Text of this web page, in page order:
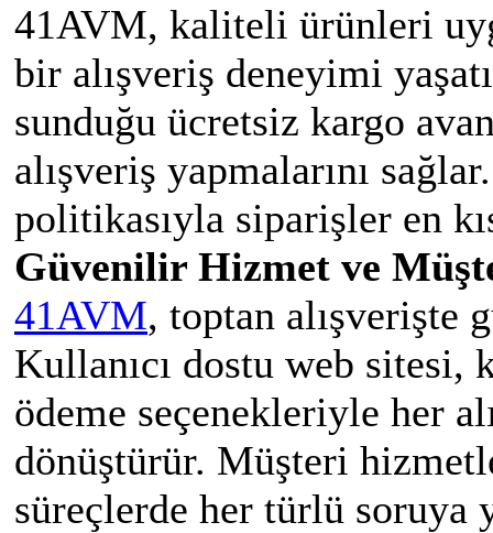
41AVM, kaliteli ürünleri
bir alışveriş deneyimi
sunduğu ücretsiz kargo
alışveriş yapmalarını
politikasıyla siparişler en
Güvenilir Hizmet ve
41AVM, toptan alışverişte
Kullanıcı dostu web
ödeme seçenekleriyle her
dönüştürür. Müşteri
süreçlerde her türlü soruya